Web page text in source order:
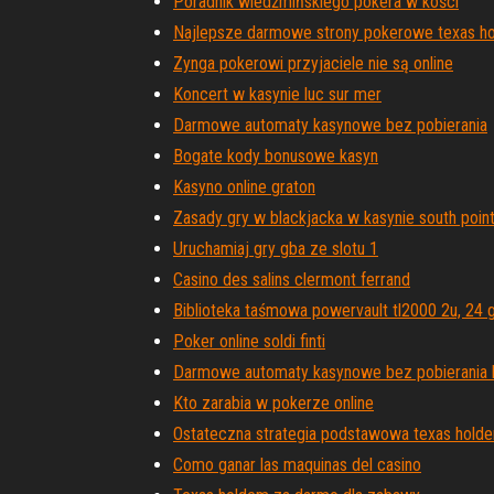
Najlepsze darmowe strony pokerowe texas
Zynga pokerowi przyjaciele nie są online
Koncert w kasynie luc sur mer
Darmowe automaty kasynowe bez pobierania
Bogate kody bonusowe kasyn
Kasyno online graton
Zasady gry w blackjacka w kasynie south point
Uruchamiaj gry gba ze slotu 1
Casino des salins clermont ferrand
Biblioteka taśmowa powervault tl2000 2u, 24
Poker online soldi finti
Darmowe automaty kasynowe bez
Kto zarabia w pokerze online
Ostateczna strategia podstawowa texas
Como ganar las maquinas del casino